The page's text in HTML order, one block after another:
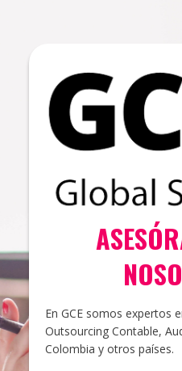
En GCE somos expertos
Outsourcing Contable,
Colombia y otros países.